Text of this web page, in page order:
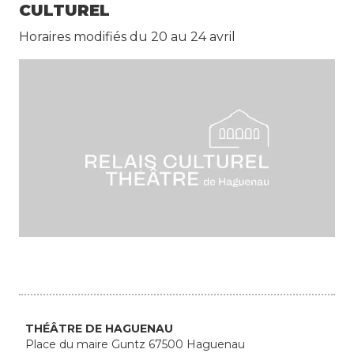
CULTUREL
Horaires modifiés du 20 au 24 avril
THÉÂTRE DE HAGUENAU
Place du maire Guntz 67500 Haguenau